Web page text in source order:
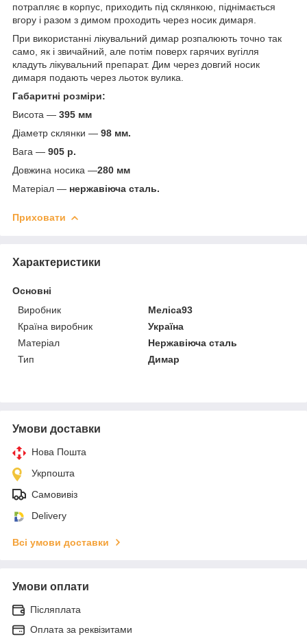
потрапляє в корпус, приходить під склянкою, піднімається
вгору і разом з димом проходить через носик димаря.
При використанні лікувальний димар розпалюють точно так
само, як і звичайний, але потім поверх гарячих вугілля
кладуть лікувальний препарат. Дим через довгий носик
димаря подають через льоток вулика.
Габаритні розміри:
Висота — 395 мм
Діаметр склянки — 98 мм.
Вага — 905 р.
Довжина носика —280 мм
Матеріал — нержавіюча сталь.
Приховати
Характеристики
Основні
Виробник
Меліса93
Країна виробник
Україна
Матеріал
Нержавіюча сталь
Тип
Димар
Умови доставки
Нова Пошта
Укрпошта
Самовивіз
Delivery
Всі умови доставки
Умови оплати
Післяплата
Оплата за реквізитами